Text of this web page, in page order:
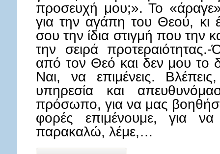
προσευχή μου;». Το «άραγε»
για την αγάπη του Θεού, κι
σου την ίδια στιγμή που την
την σειρά
από τον Θεό και δεν μου το
Ναι, να επιμένεις.
υπηρεσία και
πρόσωπο, για να μας
φορές επιμένουμε, για
παρακαλώ, λέμε,…